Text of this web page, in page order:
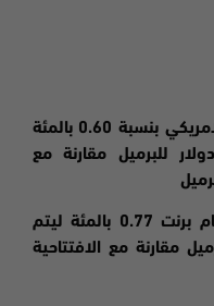
العقود الاجلة للخام الامريكي بنسبة 0.60 بالمئة
التداول عليها عند 78.36 دولار للبرميل مقارنة مع
– كما انخفضت العقود الاجلة للخام برنت 0.77 بالمئة ليتم
عليه عند سعر 83.34 للبرميل مقارنة مع الافتتاحية